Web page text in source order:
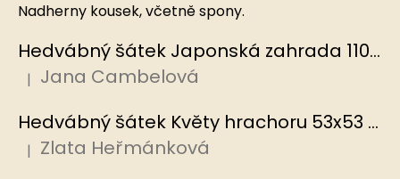
Nadherny kousek, včetně spony.
Hedvábný šátek Japonská zahrada 110x110 cm v dárkovém balení, HEDVÁBNÝ SVĚT
Hodnocení produktu je 5 z 5 hvězdiček.
| Jana Cambelová
Hedvábný šátek Květy hrachoru 53x53 cm v dárkovém balení, HEDVÁBNÝ SVĚT
Hodnocení produktu je 5 z 5 hvězdiček.
| Zlata Heřmánková